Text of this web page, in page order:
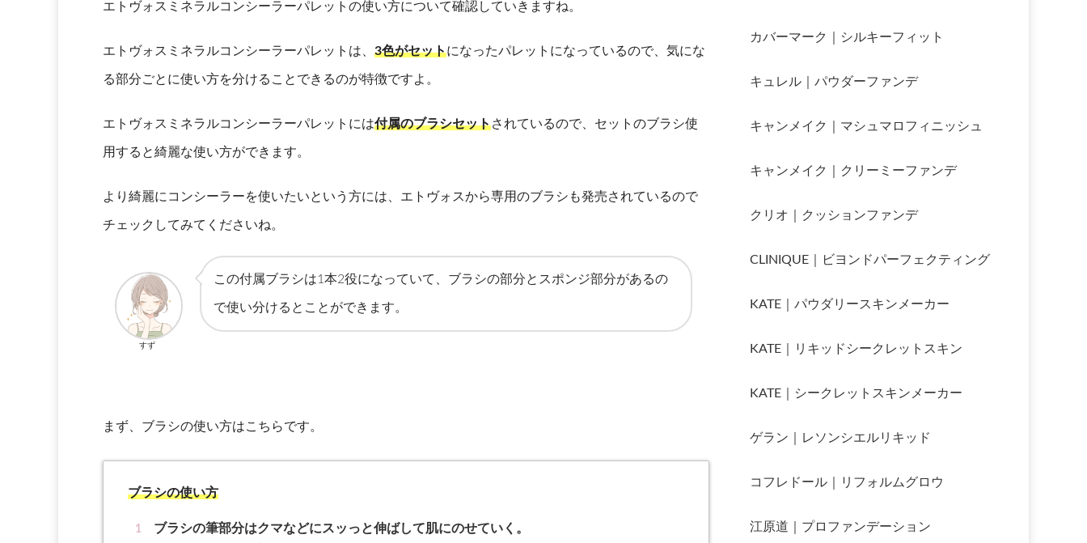
エトヴォスミネラルコンシーラーパレットの使い方について確認していきますね。
エトヴォスミネラルコンシーラーパレットは、 3色がセットになったパレットになっているので、気にな
る部分ごとに使い方を分けることできるのが特徴ですよ。
エトヴォスミネラルコンシーラーパレットには付属のブラシセットされているので、セットのブラシ使
用すると綺麗な使い方ができます。
より綺麗にコンシーラーを使いたいという方には、エトヴォスから専用のブラシも発売されているので
チェックしてみてくださいね。
この付属ブラシは1本2役になっていて、ブラシの部分とスポンジ部分があるの
で使い分けるとことができます。
すず
まず、ブラシの使い方はこちらです。
ブラシの使い方
ブラシの筆部分はクマなどにスッっと伸ばして肌にのせていく。
カバーマーク｜シルキーフィット
キュレル｜パウダーファンデ
キャンメイク｜マシュマロフィニッシュ
キャンメイク｜クリーミーファンデ
クリオ｜クッションファンデ
CLINIQUE｜ビヨンドパーフェクティング
KATE｜パウダリースキンメーカー
KATE｜リキッドシークレットスキン
KATE｜シークレットスキンメーカー
ゲラン｜レソンシエルリキッド
コフレドール｜リフォルムグロウ
江原道｜プロファンデーション